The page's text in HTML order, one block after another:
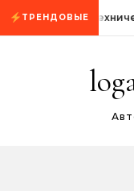
Промотать к
ТРЕНДОВЫЕ